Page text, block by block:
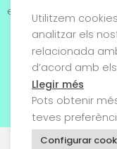
els drets reservats
Utilitzem
analitzar els
relacionada
d’acord amb
Llegir més
Pots obtenir
teves
Configurar